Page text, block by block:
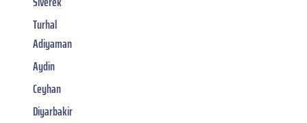
Turhal
Adiyaman
Aydin
Ceyhan
Diyarbakir